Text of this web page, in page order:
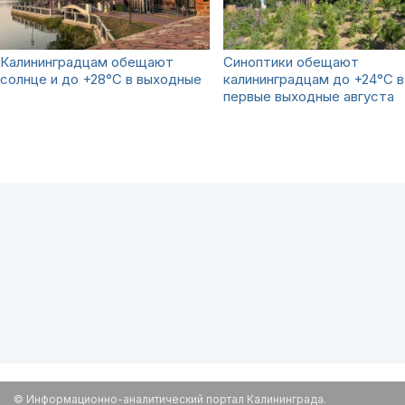
Калининградцам обещают
солнце и до +28°С в выходные
Синоптики обещают
калининградцам до +24°С в
первые выходные августа
© Информационно-аналитический портал Калининграда.